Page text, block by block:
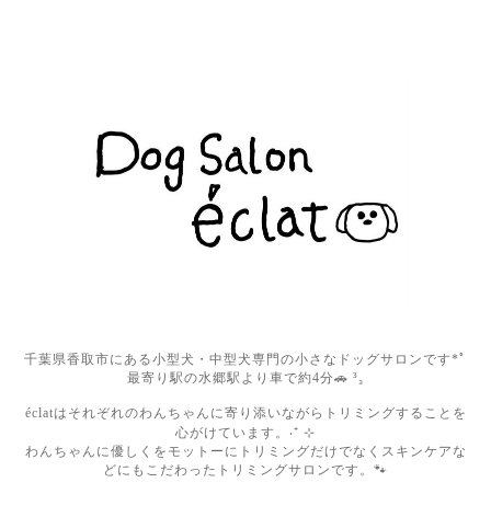
千葉県香取市にある小型犬・中型犬専門の小さなドッグサロンです*ﾟ
最寄り駅の水郷駅より車で約4分🚗 ³₃
éclatはそれぞれのわんちゃんに寄り添いながらトリミングすることを
心がけています。‧⁺ ⊹
わんちゃんに優しくをモットーにトリミングだけでなくスキンケアな
どにもこだわったトリミングサロンです。🐾